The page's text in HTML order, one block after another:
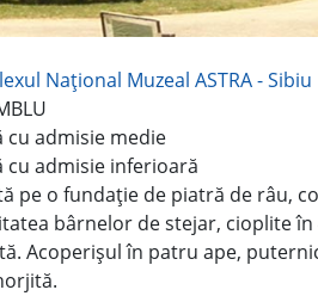
Naţional Muzeal ASTRA - Sibiu
cu admisie medie
cu admisie inferioară
pe o fundaţie de piatră de râu,
bârnelor de stejar, cioplite
Acoperişul în patru ape,